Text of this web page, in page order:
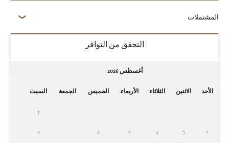
المشتملات
التحقق من التوافر
أغسطس 2026
الأحد الاثنين الثلاثاء الأربعاء الخميس الجمعة السبت
1
2
3
4
5
6
8